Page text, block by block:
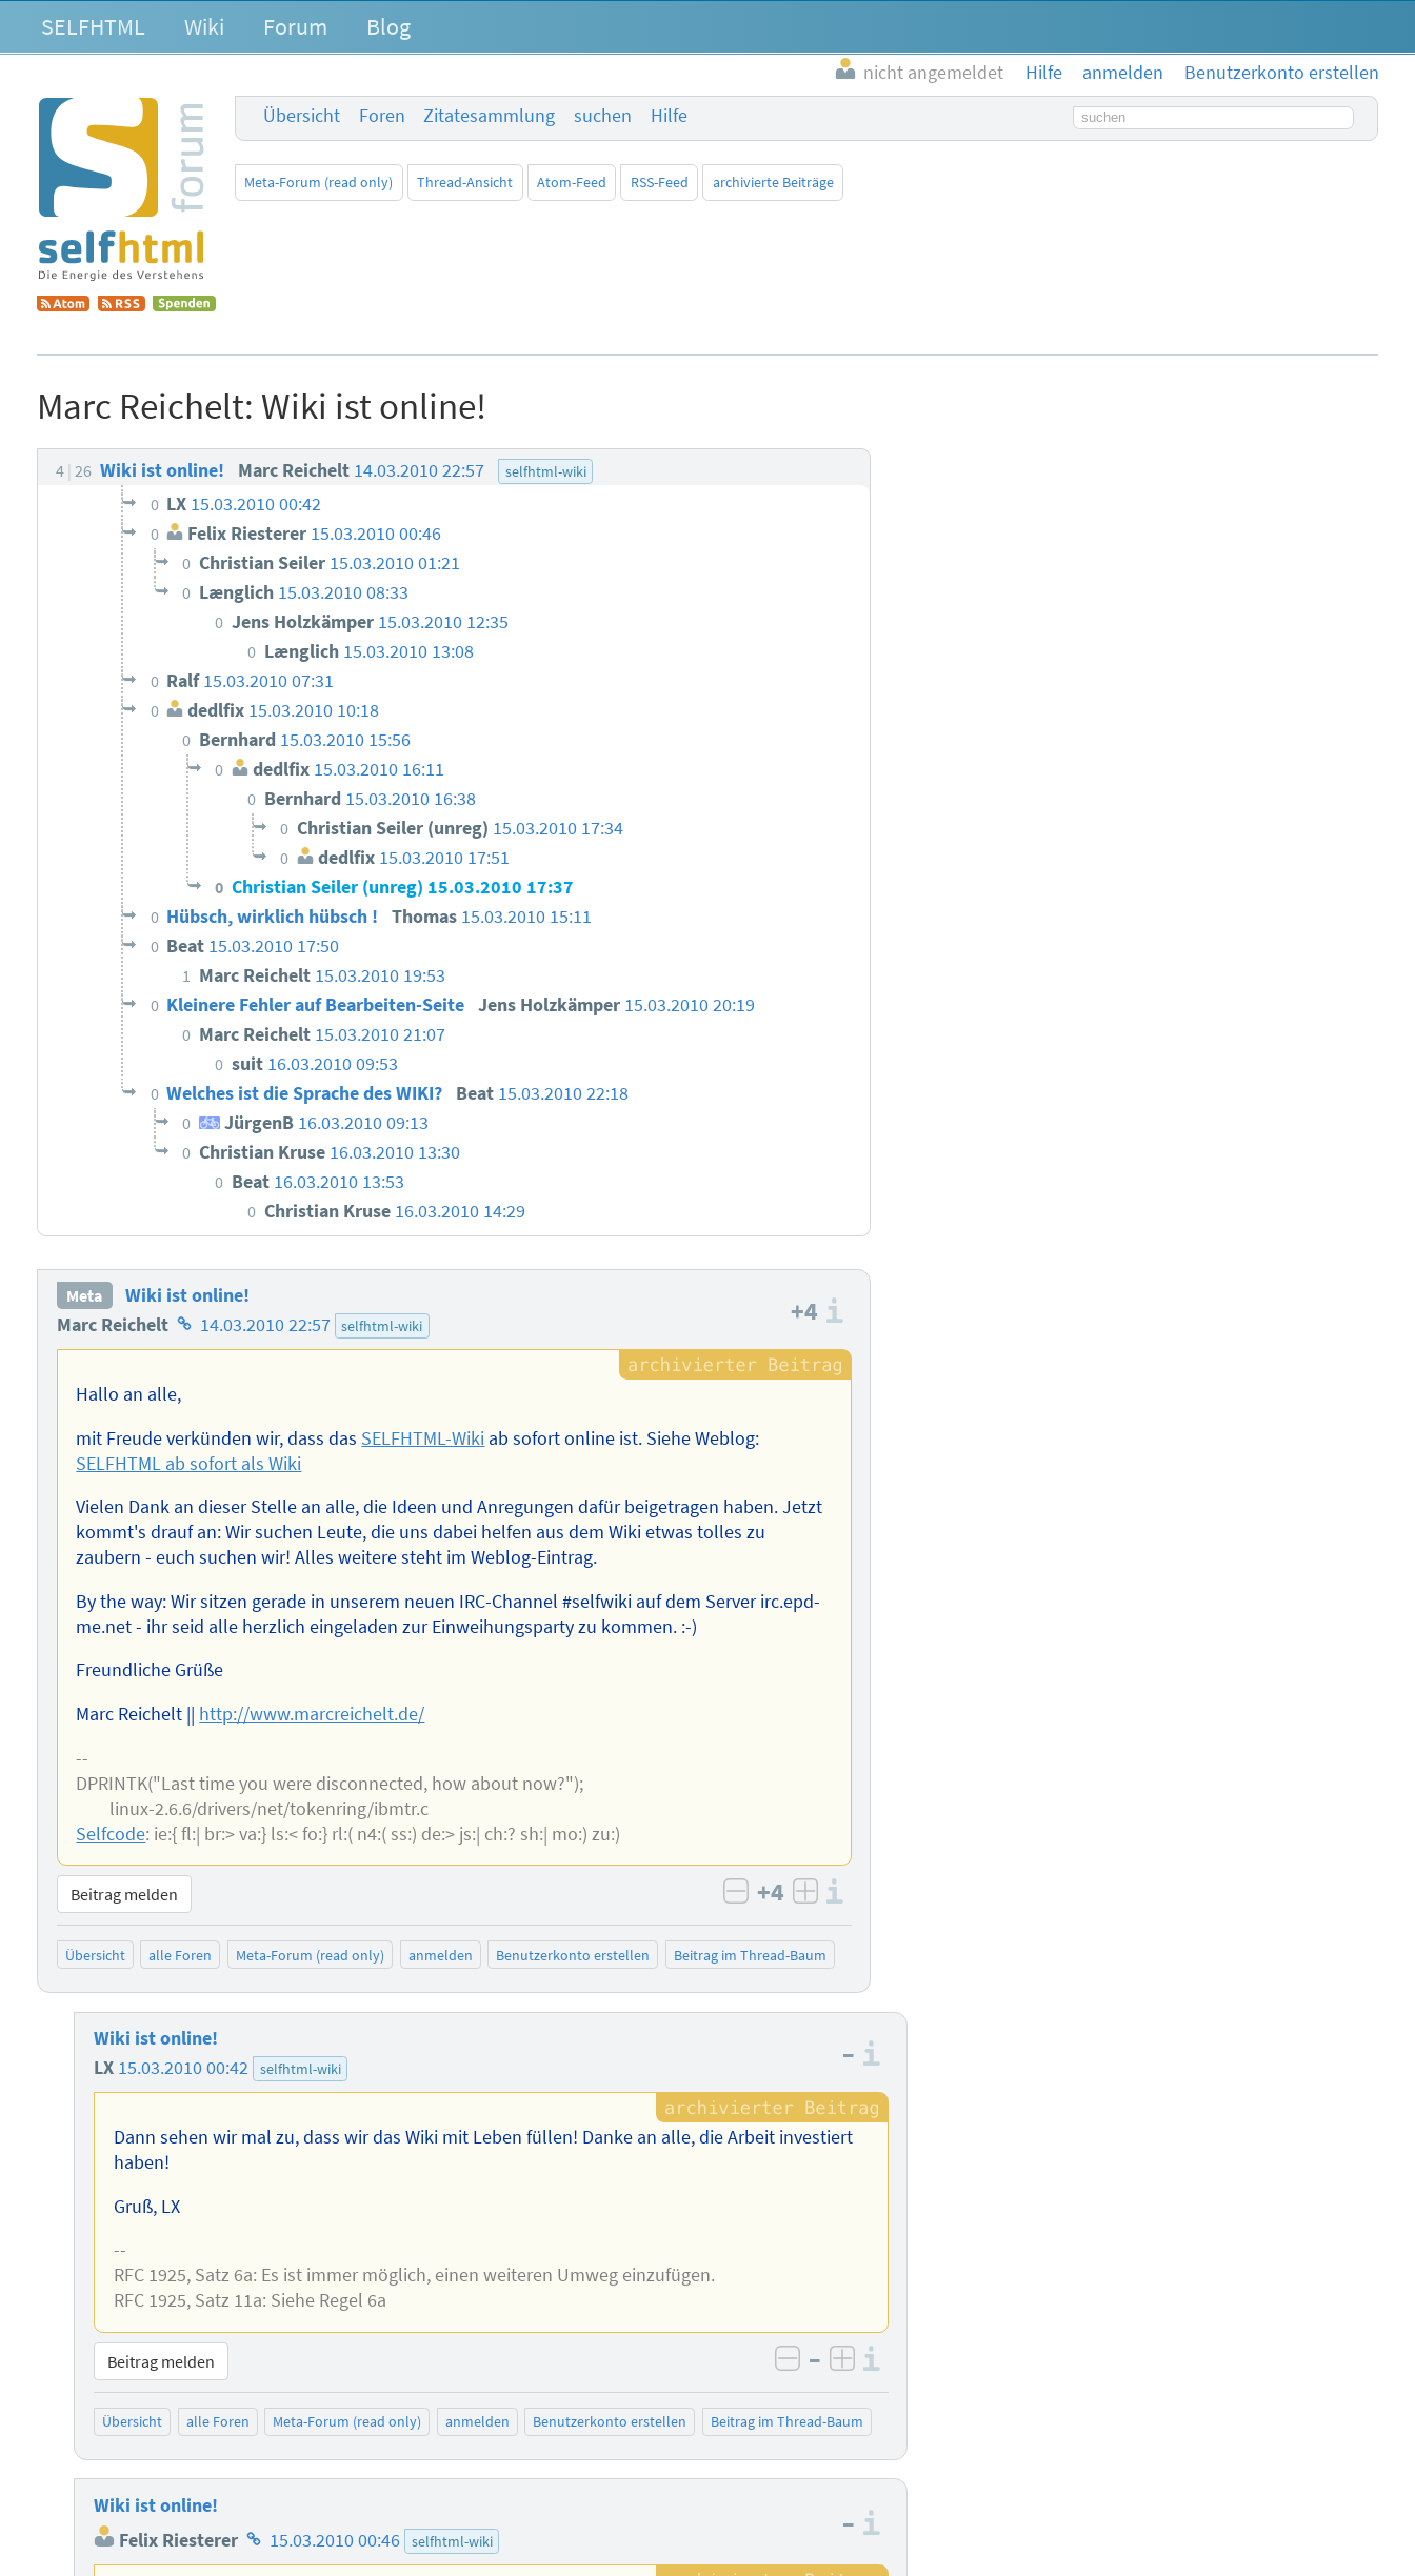
SELFHTML Wiki Forum Blog
nicht angemeldet Hilfe anmelden
Benutzerkonto erstellen
Übersicht
Foren Zitatesammlung suchen Hilfe Suchbegriff
Meta-Forum (read only) Thread-Ansicht Atom-Feed RSS-Feed archivierte Beiträge
Marc Reichelt: Wiki ist online!
4 26 Wiki ist online! Marc Reichelt 14.03.2010 22:57 selfhtml-wiki
0 LX 15.03.2010 00:42
0 Felix Riesterer 15.03.2010 00:46
0 Christian Seiler 15.03.2010 01:21
0 Længlich 15.03.2010 08:33
0 Jens Holzkämper 15.03.2010 12:35
0 Længlich 15.03.2010 13:08
0 Ralf15.03.2010 07:31
0 dedlfix 15.03.2010 10:18
0 Bernhard 15.03.2010 15:56
0 dedlfix 15.03.2010 16:11
0 Bernhard 15.03.2010 16:38
0 Christian Seiler (unreg) 15.03.2010 17:34
0 dedlfix 15.03.2010 17:51
0 Christian Seiler (unreg) 15.03.2010 17:37
0 Hübsch, wirklich hübsch ! Thomas 15.03.2010 15:11
0 Beat 15.03.2010 17:50
1 Marc Reichelt 15.03.2010 19:53
0 Kleinere Fehler auf Bearbeiten-Seite Jens Holzkämper 15.03.2010 20:19
0 Marc Reichelt 15.03.2010 21:07
0 suit 16.03.2010 09:53
0 Welches ist die Sprache des WIKI? Beat 15.03.2010 22:18
0 JürgenB 16.03.2010 09:13
0 Christian Kruse 16.03.2010 13:30
0 Beat 16.03.2010 13:53
0 Christian Kruse 16.03.2010 14:29
Meta
Wiki ist online!
Marc Reichelt Homepage
des
14.03.2010 22:57 selfhtml-wiki +4
Hallo an alle,
mit Freude verkünden wir, dass das SELFHTML-Wiki ab sofort online ist. Siehe Weblog:
SELFHTML ab sofort als Wiki
Vielen Dank an dieser Stelle an alle, die Ideen und Anregungen dafür beigetragen haben. Jetzt
kommt's drauf an: Wir suchen Leute, die uns dabei helfen aus dem Wiki etwas tolles zu
zaubern - euch suchen wir! Alles weitere steht im Weblog-Eintrag.
By the way: Wir sitzen gerade in unserem neuen IRC-Channel #selfwiki auf dem Server irc.epd-
me.net - ihr seid alle herzlich eingeladen zur Einweihungsparty zu kommen. :-)
Freundliche Grüße
Marc Reichelt || http://www.marcreichelt.de/
--
DPRINTK("Last time you were disconnected, how about now?");
linux-2.6.6/drivers/net/tokenring/ibmtr.c
Selfcode: ie:{ fl:| br:> va:} ls:< fo:} rl:( n4:( ss:) de:> js:| ch:? sh:| mo:) zu:)
Beitrag melden negativ bewerten
+4 positiv bewerten
Übersicht alle Foren Meta-Forum (read only) anmelden Benutzerkonto erstellen Beitrag im Thread-Baum
Wiki ist online!
LX 15.03.2010 00:42 selfhtml-wiki –
Dann sehen wir mal zu, dass wir das Wiki mit Leben füllen! Danke an alle, die Arbeit investiert
haben!
Gruß, LX
--
RFC 1925, Satz 6a: Es ist immer möglich, einen weiteren Umweg einzufügen.
RFC 1925, Satz 11a: Siehe Regel 6a
Beitrag melden negativ bewerten
– positiv bewerten
Übersicht alle Foren Meta-Forum (read only) anmelden Benutzerkonto erstellen Beitrag im Thread-Baum
Wiki ist online!
Felix Riesterer Homepage
des
15.03.2010 00:46 selfhtml-wiki
–